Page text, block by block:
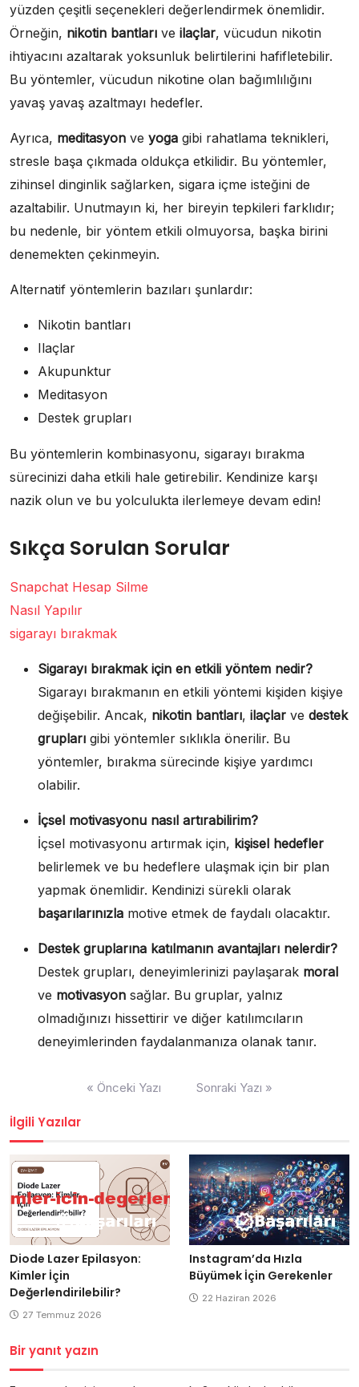
yüzden çeşitli seçenekleri değerlendirmek önemlidir.
Örneğin, nikotin bantları ve ilaçlar, vücudun nikotin
ihtiyacını azaltarak yoksunluk belirtilerini hafifletebilir.
Bu yöntemler, vücudun nikotine olan bağımlılığını
yavaş yavaş azaltmayı hedefler.
Ayrıca, meditasyon ve yoga gibi rahatlama teknikleri,
stresle başa çıkmada oldukça etkilidir. Bu yöntemler,
zihinsel dinginlik sağlarken, sigara içme isteğini de
azaltabilir. Unutmayın ki, her bireyin tepkileri farklıdır;
bu nedenle, bir yöntem etkili olmuyorsa, başka birini
denemekten çekinmeyin.
Alternatif yöntemlerin bazıları şunlardır:
Nikotin bantları
Ilaçlar
Akupunktur
Meditasyon
Destek grupları
Bu yöntemlerin kombinasyonu, sigarayı bırakma
sürecinizi daha etkili hale getirebilir. Kendinize karşı
nazik olun ve bu yolculukta ilerlemeye devam edin!
Sıkça Sorulan Sorular
Snapchat Hesap Silme
Nasıl Yapılır
sigarayı bırakmak
Sigarayı bırakmak için en etkili yöntem nedir?
Sigarayı bırakmanın en etkili yöntemi kişiden kişiye
değişebilir. Ancak, nikotin bantları, ilaçlar ve destek
grupları gibi yöntemler sıklıkla önerilir. Bu
yöntemler, bırakma sürecinde kişiye yardımcı
olabilir.
İçsel motivasyonu nasıl artırabilirim?
İçsel motivasyonu artırmak için, kişisel hedefler
belirlemek ve bu hedeflere ulaşmak için bir plan
yapmak önemlidir. Kendinizi sürekli olarak
başarılarınızla motive etmek de faydalı olacaktır.
Destek gruplarına katılmanın avantajları nelerdir?
Destek grupları, deneyimlerinizi paylaşarak moral
ve motivasyon sağlar. Bu gruplar, yalnız
olmadığınızı hissettirir ve diğer katılımcıların
deneyimlerinden faydalanmanıza olanak tanır.
« Önceki Yazı Sonraki Yazı »
İlgili Yazılar
Diode Lazer Epilasyon:
Kimler İçin
Değerlendirilebilir?
27 Temmuz 2026
Instagram’da Hızla
Büyümek İçin Gerekenler
22 Haziran 2026
Bir yanıt yazın